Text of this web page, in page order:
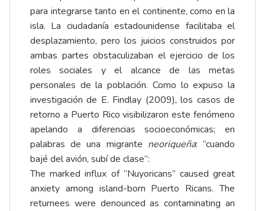
para integrarse tanto en el continente, como en la
isla. La ciudadanía estadounidense facilitaba el
desplazamiento, pero los juicios construidos por
ambas partes obstaculizaban el ejercicio de los
roles sociales y el alcance de las metas
personales de la población. Como lo expuso la
investigación de E. Findlay (2009), los casos de
retorno a Puerto Rico visibilizaron este fenómeno
apelando a diferencias socioeconómicas; en
palabras de una migrante neoriqueña: “cuando
bajé del avión, subí de clase”:
The marked influx of “Nuyoricans” caused great
anxiety among island-born Puerto Ricans. The
returnees were denounced as contaminating an